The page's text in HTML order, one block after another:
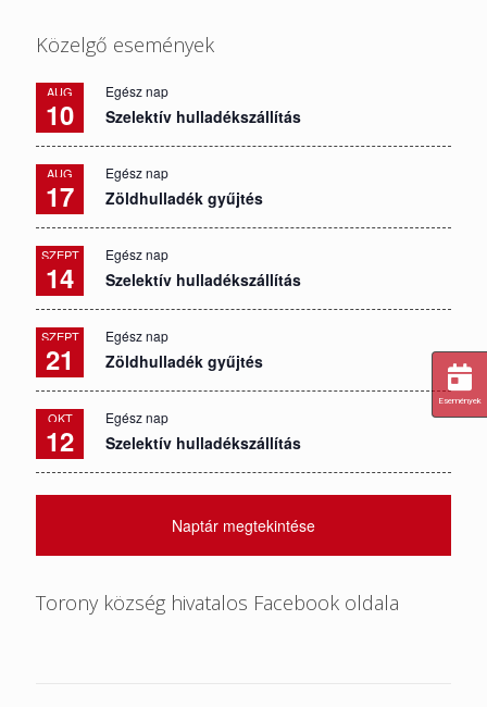
Közelgő események
AUG
10
Egész nap
Szelektív hulladékszállítás
AUG
17
Egész nap
Zöldhulladék gyűjtés
SZEPT
14
Egész nap
Szelektív hulladékszállítás
SZEPT
21
Egész nap
Zöldhulladék gyűjtés
OKT
12
Egész nap
Szelektív hulladékszállítás
Naptár megtekintése
Torony község hivatalos Facebook oldala
Események